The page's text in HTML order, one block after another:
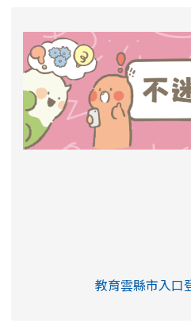
link to https://
教育雲縣市入口